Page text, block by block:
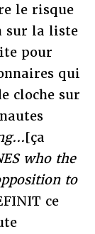
le risque
sur la liste
pour
qui
cloche sur
[ça
who the
to
ce